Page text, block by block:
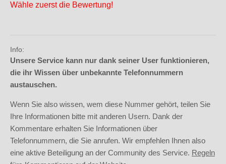
Wähle zuerst die Bewertung!
Info:
Unsere Service kann nur dank seiner User funktionieren,
die ihr Wissen über unbekannte Telefonnummern
austauschen.
Wenn Sie also wissen, wem diese Nummer gehört, teilen Sie
Ihre Informationen bitte mit anderen Usern. Dank der
Kommentare erhalten Sie Informationen über
Telefonnummern, die Sie anrufen. Wir empfehlen Ihnen also
eine aktive Beteiligung an der Community des Service. Regeln